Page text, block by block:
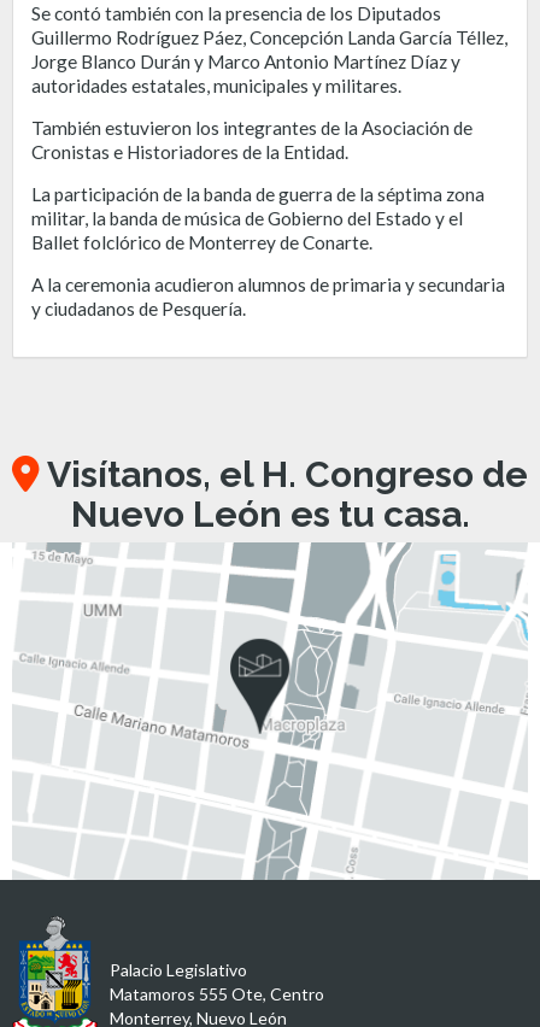
Se contó también con la presencia de los Diputados
Guillermo Rodríguez Páez, Concepción Landa García Téllez,
Jorge Blanco Durán y Marco Antonio Martínez Díaz y
autoridades estatales, municipales y militares.
También estuvieron los integrantes de la Asociación de
Cronistas e Historiadores de la Entidad.
La participación de la banda de guerra de la séptima zona
militar, la banda de música de Gobierno del Estado y el
Ballet folclórico de Monterrey de Conarte.
A la ceremonia acudieron alumnos de primaria y secundaria
y ciudadanos de Pesquería.
Visítanos, el H. Congreso de
Nuevo León es tu casa.
Palacio Legislativo
Matamoros 555 Ote, Centro
Monterrey, Nuevo León